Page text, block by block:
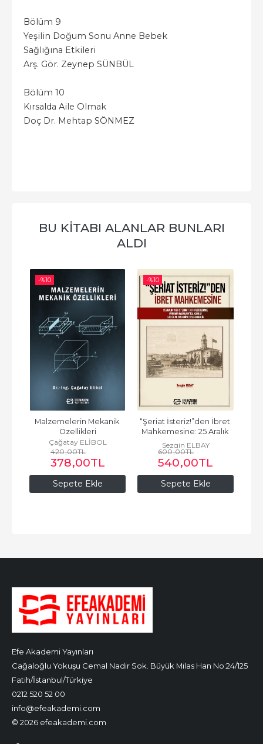
Bölüm 9
Yeşilin Doğum Sonu Anne Bebek
Sağlığına Etkileri
Arş. Gör. Zeynep SÜNBÜL
Bölüm 10
Kırsalda Aile Olmak
Doç Dr. Mehtap SÖNMEZ
BU KITABI ALANLAR BUNLARI
ALDI
-%10
Sepete Ekle
Malzemelerin Mekanik
Özellikleri
Çağatay ELİBOL
420,00TL
378,00TL
-%10
Sepete Ekle
“Şeriat İsteriz!”den İbret
Mahkemesine: 25 Aralık
1930–27 Şubat 1931...
Sezgin ELBAY
600,00TL
540,00TL
Efe Akademi Yayınları
Cağaloğlu Yokuşu Cemal Nadir Sok. Büyük Milas Han No:24/125
Fatih/İstanbul/Türkiye
0212 520 52 00
info@efeakademi.com
© 2026 efeakademi.com